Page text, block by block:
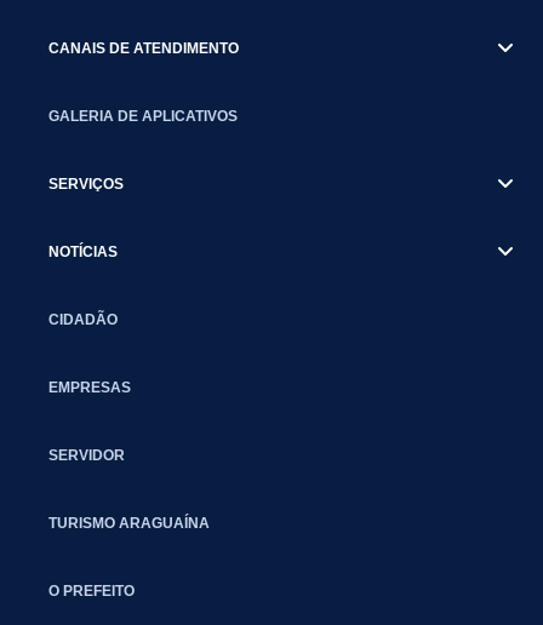
CANAIS DE ATENDIMENTO
GALERIA DE APLICATIVOS
SERVIÇOS
NOTÍCIAS
CIDADÃO
EMPRESAS
SERVIDOR
TURISMO ARAGUAÍNA
O PREFEITO